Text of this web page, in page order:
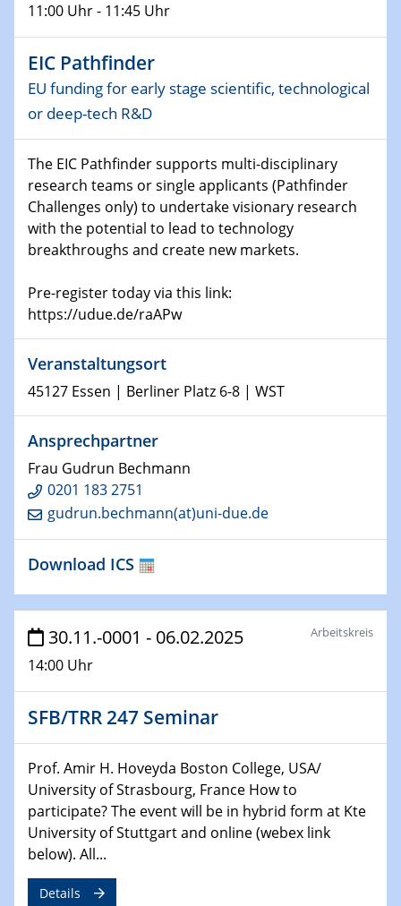
30.11.-0001 - 06.02.2025
SFB/TRR 247 Seminar
08.01.2025
Physikalisches Kolloquium
Shaping the future: The role of metrology in a changing
world
14.01.2025
SFB 1242 Kolloquium
15.01.2025
Comets – Why Should We Study Them?
GDCh Kolloquium
22.01.2025
Physikalisches Kolloquium
Make it and break it: Contact and Cracks at soft
22.01.2025
HyMission Short Talks
29.01.2025
expression
GDCh Kolloquium
The Cation Shuffle
30.01.2025
WIN & CENIDE Seminar Series on 2D-
MATURE
30.01.2025
Talk Prof. Erwin Reisner
11:00 Uhr - 11:45 Uhr
EIC Pathfinder
EU funding for early stage scientific, technological
or deep-tech R&D
The EIC Pathfinder supports multi-disciplinary
research teams or single applicants (Pathfinder
Challenges only) to undertake visionary research
with the potential to lead to technology
breakthroughs and create new markets.
Pre-register today via this link:
https://udue.de/raAPw
Veranstaltungsort
45127 Essen | Berliner Platz 6-8 | WST
Ansprechpartner
Frau Gudrun Bechmann
0201 183 2751
gudrun.bechmann(at)uni-due.de
Download ICS
30.11.-0001 - 06.02.2025
14:00 Uhr
Arbeitskreis
SFB/TRR 247 Seminar
Prof. Amir H. Hoveyda Boston College, USA/
University of Strasbourg, France How to
participate? The event will be in hybrid form at Kte
University of Stuttgart and online (webex link
below). All...
Details